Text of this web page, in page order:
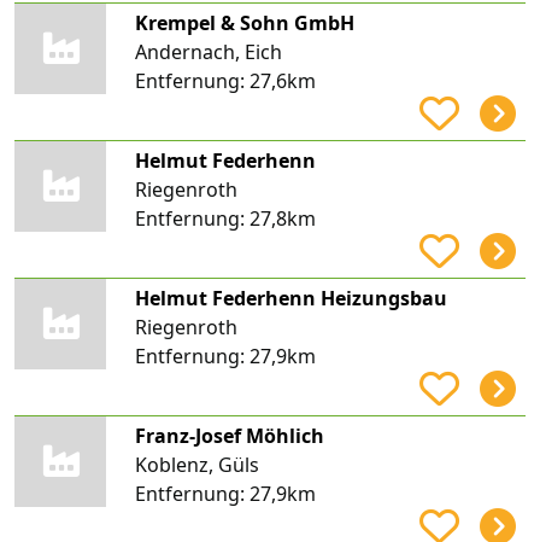
Krempel & Sohn GmbH
Andernach, Eich
Entfernung: 27,6km
Helmut Federhenn
Riegenroth
Entfernung: 27,8km
Helmut Federhenn Heizungsbau
Riegenroth
Entfernung: 27,9km
Franz-Josef Möhlich
Koblenz, Güls
Entfernung: 27,9km